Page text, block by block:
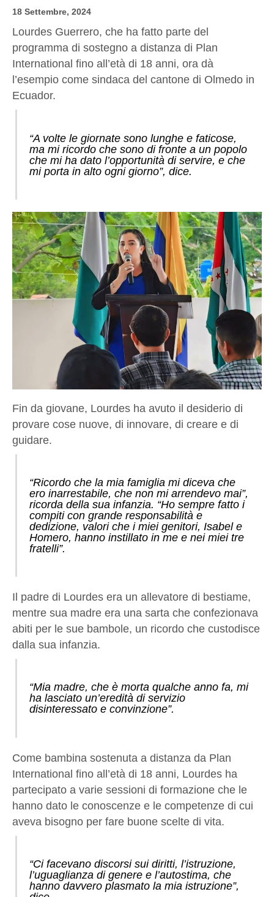
18 Settembre, 2024
Lourdes Guerrero, che ha fatto parte del
programma di sostegno a distanza di Plan
International fino all’età di 18 anni, ora dà
l’esempio come sindaca del cantone di Olmedo in
Ecuador.
“A volte le giornate sono lunghe e faticose,
ma mi ricordo che sono di fronte a un popolo
che mi ha dato l’opportunità di servire, e che
mi porta in alto ogni giorno”, dice.
Fin da giovane, Lourdes ha avuto il desiderio di
provare cose nuove, di innovare, di creare e di
guidare.
“Ricordo che la mia famiglia mi diceva che
ero inarrestabile, che non mi arrendevo mai”,
ricorda della sua infanzia. “Ho sempre fatto i
compiti con grande responsabilità e
dedizione, valori che i miei genitori, Isabel e
Homero, hanno instillato in me e nei miei tre
fratelli”.
Il padre di Lourdes era un allevatore di bestiame,
mentre sua madre era una sarta che confezionava
abiti per le sue bambole, un ricordo che custodisce
dalla sua infanzia.
“Mia madre, che è morta qualche anno fa, mi
ha lasciato un’eredità di servizio
disinteressato e convinzione”.
Come bambina sostenuta a distanza da Plan
International fino all’età di 18 anni, Lourdes ha
partecipato a varie sessioni di formazione che le
hanno dato le conoscenze e le competenze di cui
aveva bisogno per fare buone scelte di vita.
“Ci facevano discorsi sui diritti, l’istruzione,
l’uguaglianza di genere e l’autostima, che
hanno davvero plasmato la mia istruzione”,